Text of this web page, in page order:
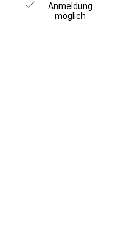
Anmeldung
möglich